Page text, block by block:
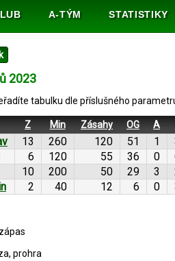
A-TÝM STATISTIKY
2023
tabulku dle příslušného
Z Min Zásahy OG A
13 260 120 51 1
6 120 55 36 0
10 200 50 29 3
2 40 12 6 0
prohra